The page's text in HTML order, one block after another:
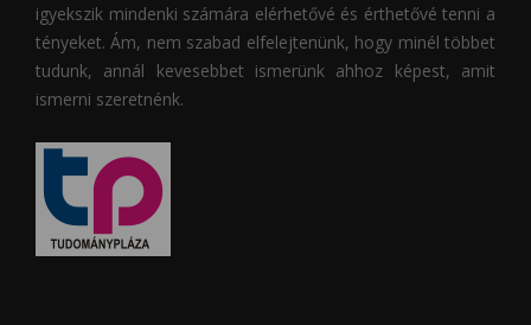
igyekszik mindenki számára elérhetővé és érthetővé tenni a
tényeket. Ám, nem szabad elfelejtenünk, hogy minél többet
tudunk, annál kevesebbet ismerünk ahhoz képest, amit
ismerni szeretnénk.